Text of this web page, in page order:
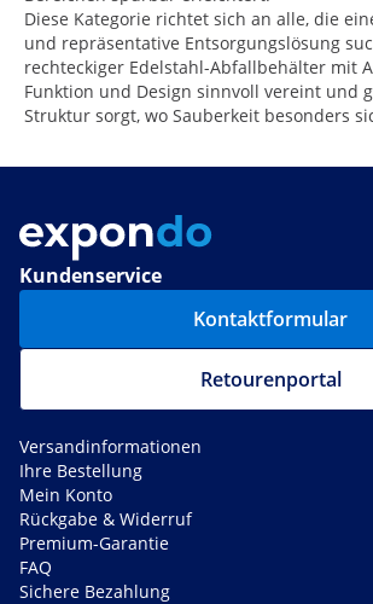
Diese Kategorie richtet sich an alle, die
und repräsentative Entsorgungslösung
rechteckiger Edelstahl-Abfallbehälter mit
Funktion und Design sinnvoll vereint und
Struktur sorgt, wo Sauberkeit besonders
Kundenservice
Kontaktformular
Retourenportal
Versandinformationen
Ihre Bestellung
Mein Konto
Rückgabe & Widerruf
Premium-Garantie
FAQ
Sichere Bezahlung